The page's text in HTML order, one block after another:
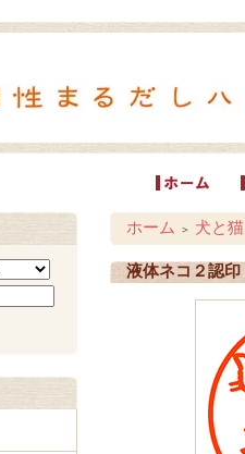
ホーム ＞ 犬と猫
液体ネコ２認印